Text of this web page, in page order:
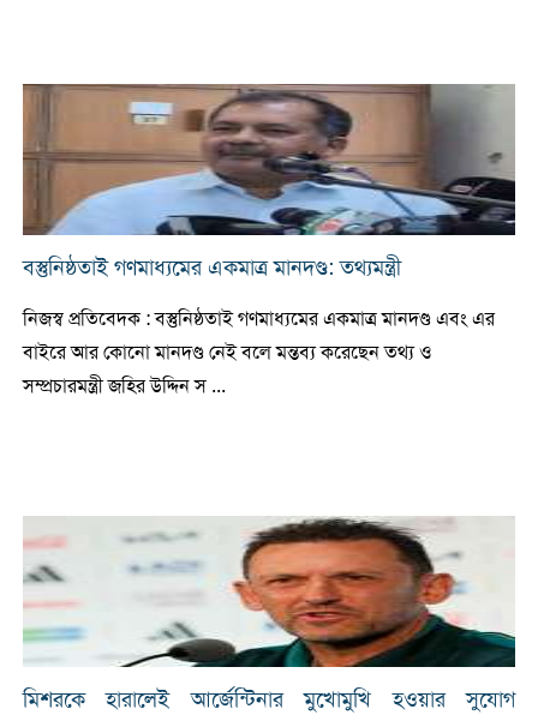
বস্তুনিষ্ঠতাই গণমাধ্যমের একমাত্র মানদণ্ড: তথ্যমন্ত্রী
নিজস্ব প্রতিবেদক : বস্তুনিষ্ঠতাই গণমাধ্যমের একমাত্র মানদণ্ড এবং এর
বাইরে আর কোনো মানদণ্ড নেই বলে মন্তব্য করেছেন তথ্য ও
সম্প্রচারমন্ত্রী জহির উদ্দিন স ...
মিশরকে হারালেই আর্জেন্টিনার মুখোমুখি হওয়ার সুযোগ